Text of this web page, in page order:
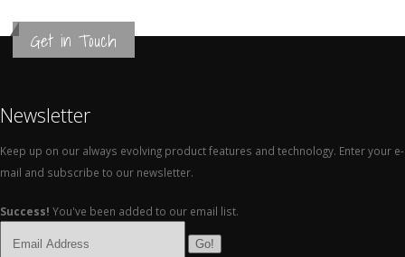
Get in Touch
Newsletter
Keep up on our always evolving product features and technology. Enter your e-
mail and subscribe to our newsletter.
Success! You've been added to our email list.
Go!